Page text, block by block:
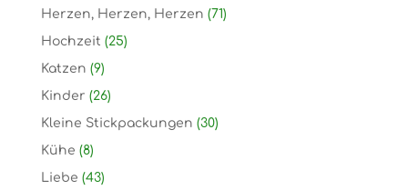
Herzen, Herzen, Herzen (71)
Hochzeit (25)
Katzen (9)
Kinder (26)
Kleine Stickpackungen (30)
Kühe (8)
Liebe (43)